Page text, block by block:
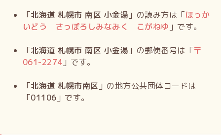
「北海道 札幌市 南区 小金湯 」の読み方は「ほっか
いどう さっぽろしみなみく こがねゆ 」です。
「北海道 札幌市 南区 小金湯 」の郵便番号は「〒
061-2274 」です。
「北海道 札幌市南区 」の地方公共団体コードは
「01106 」です。